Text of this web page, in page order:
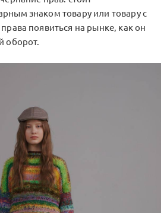
знаком товару или товару с
появиться на рынке, как он
оборот.